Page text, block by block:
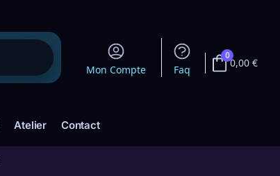
Mon Compte Faq
0
0,00€
Atelier Contact